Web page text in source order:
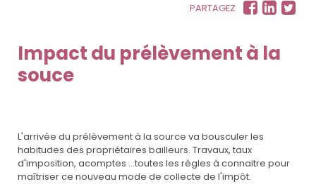
PARTAGEZ
Impact du prélèvement à la
souce
L'arrivée du prélèvement à la source va bousculer les
habitudes des propriétaires bailleurs. Travaux, taux
d'imposition, acomptes …toutes les règles à connaitre pour
maîtriser ce nouveau mode de collecte de l'impôt.